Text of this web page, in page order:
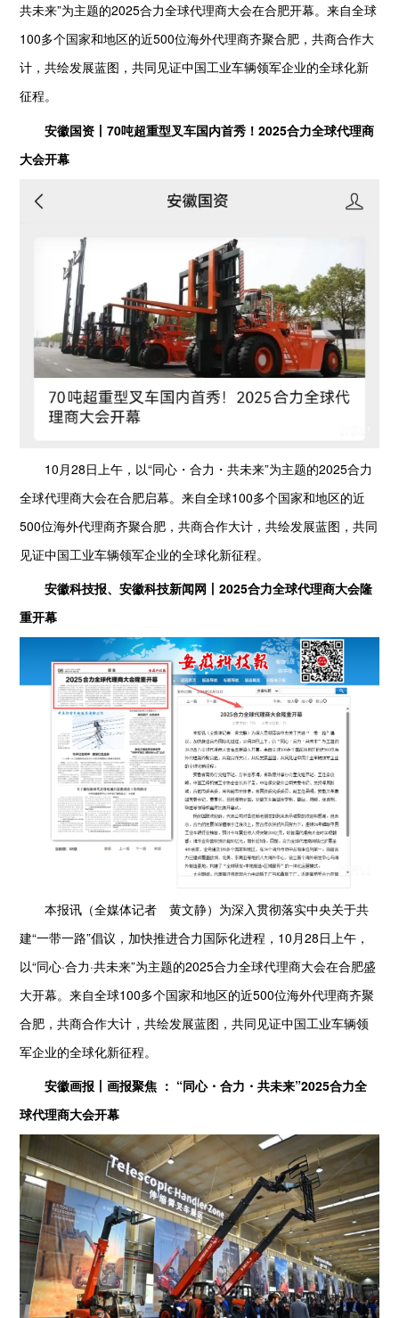
共未来”为主题的2025合力全球代理商大会在合肥开幕。来自全球
100多个国家和地区的近500位海外代理商齐聚合肥，共商合作大
计，共绘发展蓝图，共同见证中国工业车辆领军企业的全球化新
征程。
安徽国资丨70吨超重型叉车国内首秀！2025合力全球代理商
大会开幕
10月28日上午，以“同心・合力・共未来”为主题的2025合力
全球代理商大会在合肥启幕。来自全球100多个国家和地区的近
500位海外代理商齐聚合肥，共商合作大计，共绘发展蓝图，共同
见证中国工业车辆领军企业的全球化新征程。
安徽科技报、安徽科技新闻网丨2025合力全球代理商大会隆
重开幕
本报讯（全媒体记者 黄文静）为深入贯彻落实中央关于共
建“一带一路”倡议，加快推进合力国际化进程，10月28日上午，
以“同心·合力·共未来”为主题的2025合力全球代理商大会在合肥盛
大开幕。来自全球100多个国家和地区的近500位海外代理商齐聚
合肥，共商合作大计，共绘发展蓝图，共同见证中国工业车辆领
军企业的全球化新征程。
安徽画报丨画报聚焦 ： “同心・合力・共未来”2025合力全
球代理商大会开幕